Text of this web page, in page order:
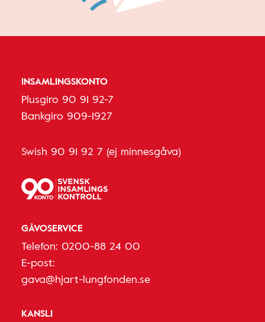
INSAMLINGSKONTO
Plusgiro 90 91 92-7
Bankgiro 909-1927
Swish 90 91 92 7 (ej minnesgåva)
GÅVOSERVICE
Telefon: 0200-88 24 00
E-post:
gava@hjart-lungfonden.se
KANSLI